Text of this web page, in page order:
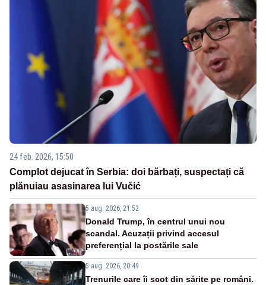
24 feb. 2026, 15:50
Complot dejucat în Serbia: doi bărbați, suspectați că
plănuiau asasinarea lui Vučić
5 aug. 2026, 21:52
Donald Trump, în centrul unui nou
scandal. Acuzații privind accesul
preferențial la postările sale
5 aug. 2026, 20:49
Trenurile care îi scot din sărite pe români.